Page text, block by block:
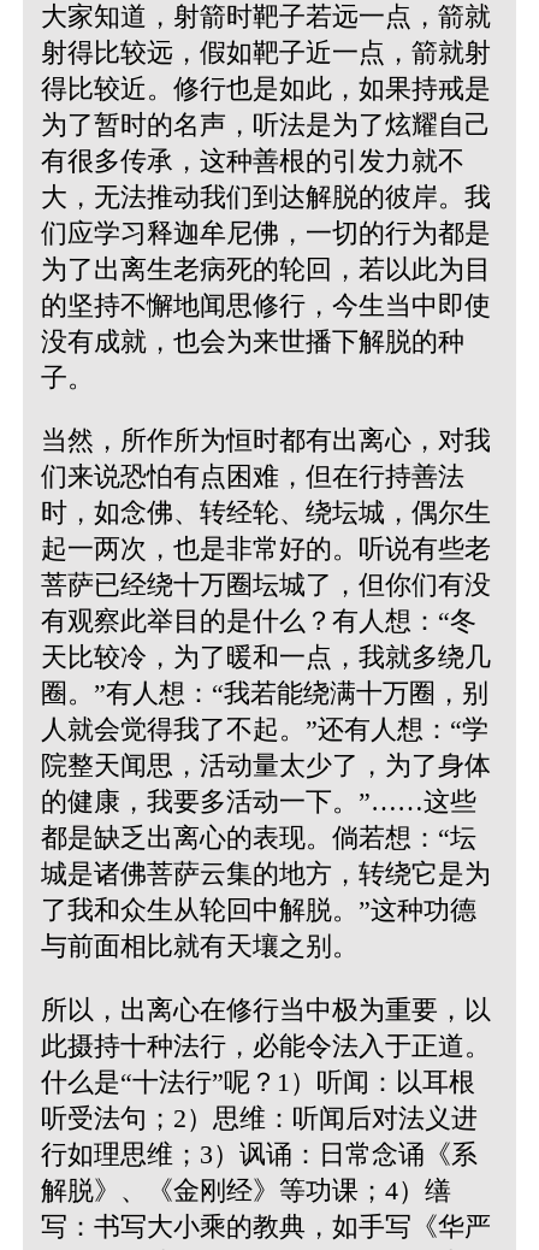
大家知道，射箭时靶子若远一点，箭就
射得比较远，假如靶子近一点，箭就射
得比较近。修行也是如此，如果持戒是
为了暂时的名声，听法是为了炫耀自己
有很多传承，这种善根的引发力就不
大，无法推动我们到达解脱的彼岸。我
们应学习释迦牟尼佛，一切的行为都是
为了出离生老病死的轮回，若以此为目
的坚持不懈地闻思修行，今生当中即使
没有成就，也会为来世播下解脱的种
子。
当然，所作所为恒时都有出离心，对我
们来说恐怕有点困难，但在行持善法
时，如念佛、转经轮、绕坛城，偶尔生
起一两次，也是非常好的。听说有些老
菩萨已经绕十万圈坛城了，但你们有没
有观察此举目的是什么？有人想：“冬
天比较冷，为了暖和一点，我就多绕几
圈。”有人想：“我若能绕满十万圈，别
人就会觉得我了不起。”还有人想：“学
院整天闻思，活动量太少了，为了身体
的健康，我要多活动一下。”……这些
都是缺乏出离心的表现。倘若想：“坛
城是诸佛菩萨云集的地方，转绕它是为
了我和众生从轮回中解脱。”这种功德
与前面相比就有天壤之别。
所以，出离心在修行当中极为重要，以
此摄持十种法行，必能令法入于正道。
什么是“十法行”呢？1）听闻：以耳根
听受法句；2）思维：听闻后对法义进
行如理思维；3）讽诵：日常念诵《系
解脱》、《金刚经》等功课；4）缮
写：书写大小乘的教典，如手写《华严